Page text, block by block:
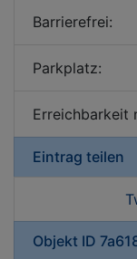
Barrierefrei:
Parkplatz:
Erreichbarkeit
Eintrag teilen
Objekt ID